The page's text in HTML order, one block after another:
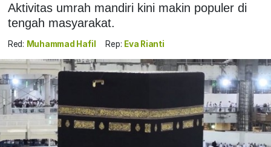
Aktivitas umrah mandiri kini makin populer di
tengah masyarakat.
Red: Muhammad Hafil Rep: Eva Rianti